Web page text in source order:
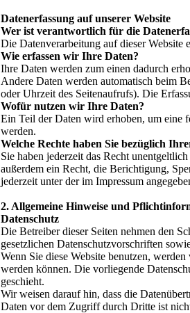
Datenerfassung auf unserer Website
Wer ist verantwortlich für die
Die Datenverarbeitung auf dieser Website
Wie erfassen wir Ihre Daten?
Ihre Daten werden zum einen dadurch
Andere Daten werden automatisch beim
oder Uhrzeit des Seitenaufrufs). Die
Wofür nutzen wir Ihre Daten?
Ein Teil der Daten wird erhoben, um eine
werden.
Welche Rechte haben Sie bezüglich
Sie haben jederzeit das Recht
außerdem ein Recht, die Berichtigung,
jederzeit unter der im Impressum
2. Allgemeine Hinweise und
Datenschutz
Die Betreiber dieser Seiten nehmen den
gesetzlichen Datenschutzvorschriften
Wenn Sie diese Website benutzen,
werden können. Die vorliegende
geschieht.
Wir weisen darauf hin, dass die
Daten vor dem Zugriff durch Dritte ist